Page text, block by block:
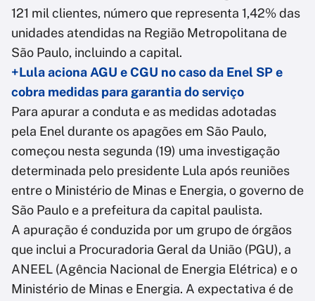
121 mil clientes, número que representa 1,42% das
unidades atendidas na Região Metropolitana de
São Paulo, incluindo a capital.
+Lula aciona AGU e CGU no caso da Enel SP e
cobra medidas para garantia do serviço
Para apurar a conduta e as medidas adotadas
pela Enel durante os apagões em São Paulo,
começou nesta segunda (19) uma investigação
determinada pelo presidente Lula após reuniões
entre o Ministério de Minas e Energia, o governo de
São Paulo e a prefeitura da capital paulista.
A apuração é conduzida por um grupo de órgãos
que inclui a Procuradoria Geral da União (PGU), a
ANEEL (Agência Nacional de Energia Elétrica) e o
Ministério de Minas e Energia. A expectativa é de